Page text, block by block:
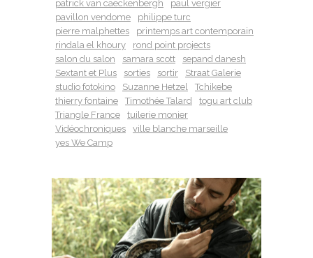
patrick van caeckenbergh
paul vergier
pavillon vendome
philippe turc
pierre malphettes
printemps art contemporain
rindala el khoury
rond point projects
salon du salon
samara scott
sepand danesh
Sextant et Plus
sorties sortir
Straat Galerie
studio fotokino
Suzanne Hetzel
Tchikebe
thierry fontaine
Timothée Talard
togu art club
Triangle France
tuilerie monier
Vidéochroniques
ville blanche marseille
yes We Camp